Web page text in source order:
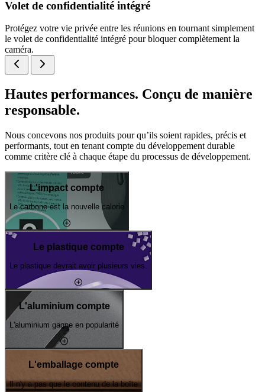
Volet de confidentialité intégré
Protégez votre vie privée entre les réunions en tournant simplement
le volet de confidentialité intégré pour bloquer complètement la
caméra.
Hautes performances. Conçu de manière
responsable.
Nous concevons nos produits pour qu’ils soient rapides, précis et
performants, tout en tenant compte du développement durable
comme critère clé à chaque étape du processus de développement.
L'impact compte
Le carbone est la nouvelle calorie
Le plastique compte
Le plastique devrait avoir plusieurs vies.
L'aluminium compte
L'aluminium gagne en popularité
L'emballage compte
Il n'y a pas que le contenu de la boîte